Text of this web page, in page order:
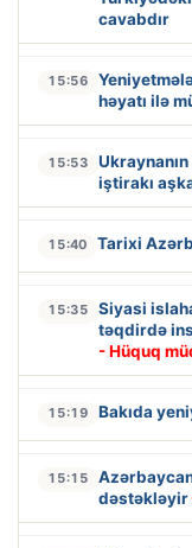
cavabdır
15:56
həyatı ilə
15:53
iştirakı
15:40 Tarixi
15:35
Siyasi
təqdirdə
- Hüquq
15:19 Bakıda
15:15
dəstəkləyir